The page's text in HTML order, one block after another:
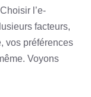
l’e-
facteurs,
vos préférences
Voyons